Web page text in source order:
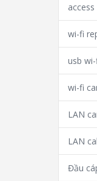
wi-fi
usb
wi-fi
LAN
LAN
Đầu